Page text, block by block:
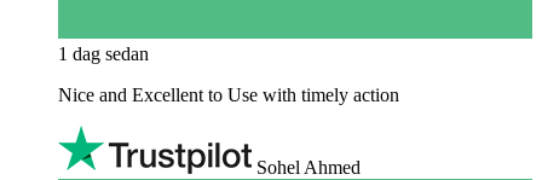
1 dag sedan
Nice and Excellent to Use with timely action
Sohel Ahmed